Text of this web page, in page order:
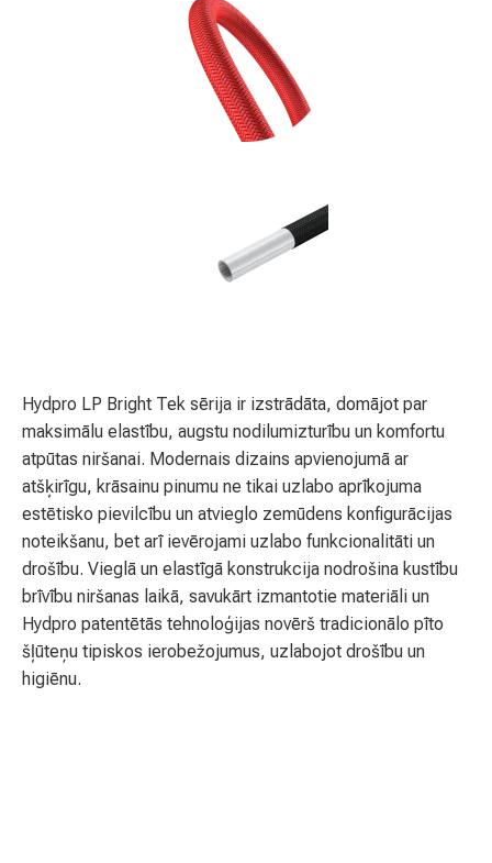
Hydpro LP Bright Tek sērija ir izstrādāta, domājot par
maksimālu elastību, augstu nodilumizturību un komfortu
atpūtas niršanai. Modernais dizains apvienojumā ar
atšķirīgu, krāsainu pinumu ne tikai uzlabo aprīkojuma
estētisko pievilcību un atvieglo zemūdens konfigurācijas
noteikšanu, bet arī ievērojami uzlabo funkcionalitāti un
drošību. Vieglā un elastīgā konstrukcija nodrošina kustību
brīvību niršanas laikā, savukārt izmantotie materiāli un
Hydpro patentētās tehnoloģijas novērš tradicionālo pīto
šļūteņu tipiskos ierobežojumus, uzlabojot drošību un
higiēnu.